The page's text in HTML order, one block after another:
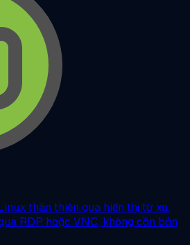
thân thiện qua hiển thị từ xa.
RDP hoặc VNC, không cần bản